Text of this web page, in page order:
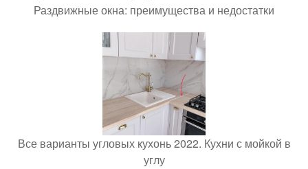
Раздвижные окна: преимущества и недостатки
Все варианты угловых кухонь 2022. Кухни с мойкой в
углу